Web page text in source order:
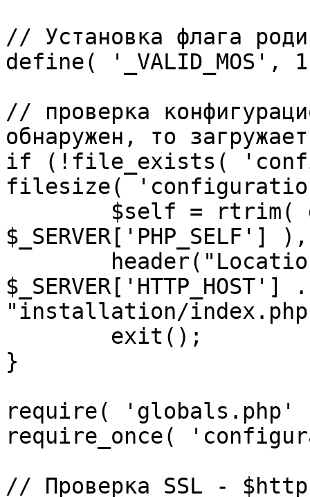
// Установка флага
define( '_VALID_MOS',
// проверка
обнаружен, то
if (!file_exists(
filesize(
"installation/
}
require(
require_once(
// Проверка SSL -